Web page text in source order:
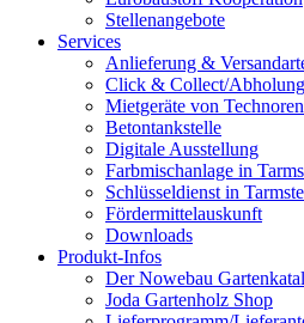
Stellenangebote
Services
Anlieferung &
Click & Collect/Abholung
Mietgeräte von
Betontankstelle
Digitale Ausstellung
Farbmischanlage in
Schlüsseldienst in
Fördermittelauskunft
Downloads
Produkt-Infos
Der Nowebau
Joda Gartenholz Shop